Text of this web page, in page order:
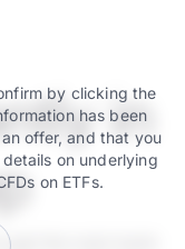
in
the main bank
by clicking the
has been
offer, and that you
on underlying
on ETFs.